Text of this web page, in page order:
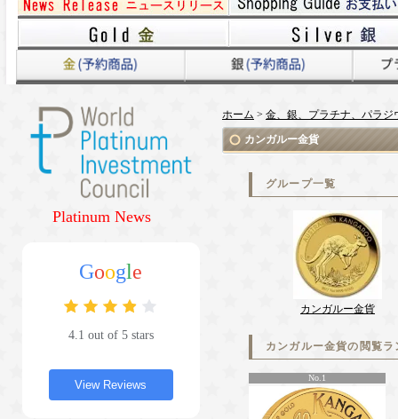
Platinum News
Google
4.1 out of 5 stars
View Reviews
ホーム > 金、銀、プラチナ、パラジ
カンガルー金貨
グループ一覧
カンガルー金貨
カンガルー金貨の閲覧ラ
No.1